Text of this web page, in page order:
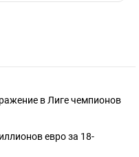
в Лиге чемпионов
евро за 18-